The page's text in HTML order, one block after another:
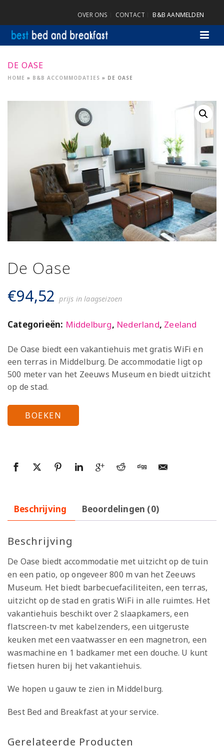
OVER ONS CONTACT B&B AANMELDEN
DE OASE
HOME » B&B ACCOMMODATIES » DE OASE
De Oase
€94,52 prijs in laagseizoen
Categorieën: Middelburg, Nederland, Zeeland
De Oase biedt een vakantiehuis met gratis WiFi en
een terras in Middelburg. De accommodatie ligt op
500 meter van het Zeeuws Museum en biedt uitzicht
op de stad.
BOEKEN
Beschrijving Beoordelingen (0)
Beschrijving
De Oase biedt accommodatie met uitzicht op de tuin
en een patio, op ongeveer 800 m van het Zeeuws
Museum. Het biedt barbecuefaciliteiten, een terras,
uitzicht op de stad en gratis WiFi in alle ruimtes. Het
vakantiehuis beschikt over 2 slaapkamers, een
flatscreen-tv met kabelzenders, een uitgeruste
keuken met een vaatwasser en een magnetron, een
wasmachine en 1 badkamer met een douche. U kunt
fietsen huren bij het vakantiehuis.
We hopen u gauw te zien in Middelburg.
Best Bed and Breakfast at your service.
Gerelateerde Producten